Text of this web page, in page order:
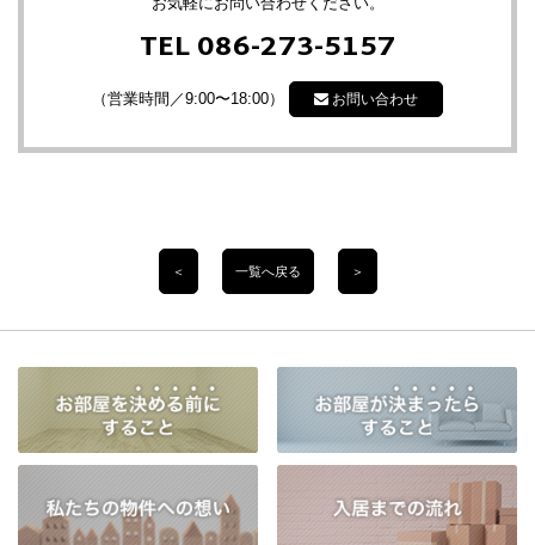
TEL 086-273-5157
（営業時間／9:00〜18:00） お問い合わせ
＜ 一覧へ戻る ＞